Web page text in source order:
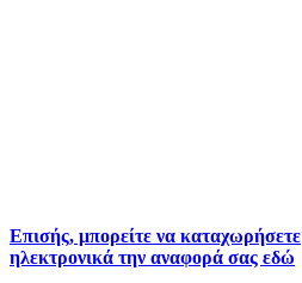
Επισής, μπορείτε να καταχωρήσετε
ηλεκτρονικά την αναφορά σας εδώ